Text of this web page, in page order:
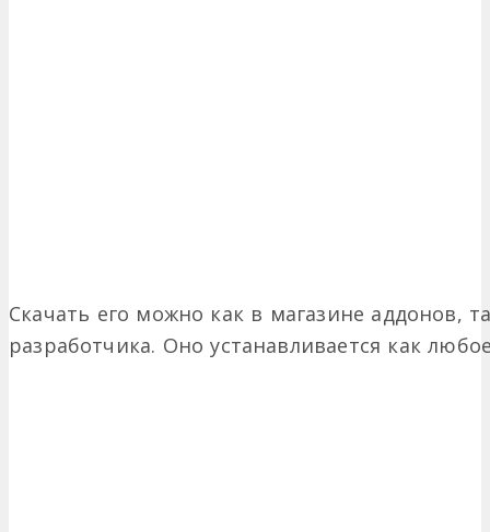
Скачать его можно как в магазине аддонов,
разработчика. Оно устанавливается как